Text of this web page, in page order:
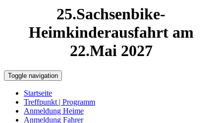
25.Sachsenbike-
Heimkinderausfahrt am
22.Mai 2027
Toggle navigation
Startseite
Treffpunkt | Programm
Anmeldung Heime
Anmeldung Fahrer